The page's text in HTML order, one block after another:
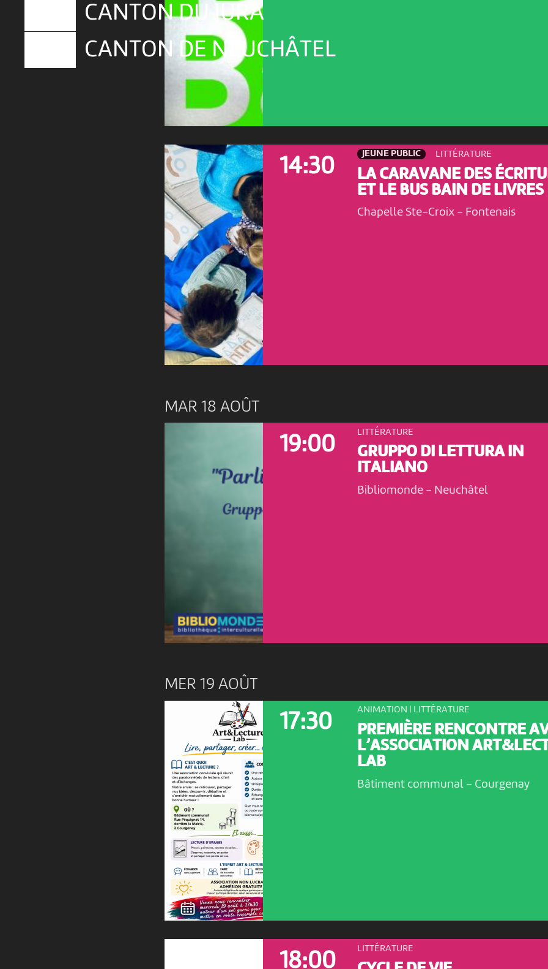
CANTON DU JURA
CANTON DE NEUCHÂTEL
14:30
JEUNE PUBLIC LITTÉRATURE
LA CARAVANE DES
ET LE BUS BAIN DE LIVRES
Chapelle Ste-Croix - Fontenais
MAR 18 AOÛT
19:00 LITTÉRATURE
GRUPPO DI LETTURA IN
ITALIANO
Bibliomonde - Neuchâtel
MER 19 AOÛT
17:30 ANIMATION | LITTÉRATURE
PREMIÈRE RENCONTRE
L’ASSOCIATION
LAB
Bâtiment communal - Courgenay
18:00 LITTÉRATURE